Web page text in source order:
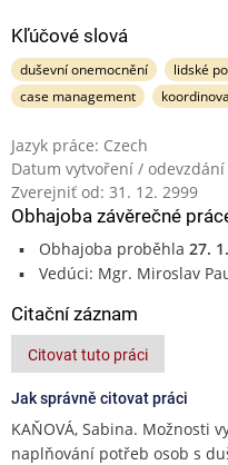
Kľúčové slová
duševní onemocnění lidské
case management
Jazyk práce: Czech
Datum vytvoření /
Zverejniť od: 31. 12. 2999
Obhajoba závěrečné
Obhajoba proběhla 27.
Vedúci: Mgr. Miroslav
Citační záznam
Citovat tuto práci
Jak správně citovat práci
KAŇOVÁ, Sabina. Možnosti
naplňování potřeb osob s